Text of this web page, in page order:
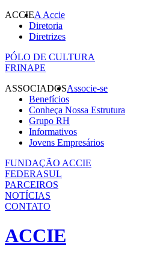
ACCIEA Accie
Diretoria
Diretrizes
PÓLO DE CULTURA
FRINAPE
ASSOCIADOSAssocie-se
Benefícios
Conheça Nossa Estrutura
Grupo RH
Informativos
Jovens Empresários
FUNDAÇÃO ACCIE
FEDERASUL
PARCEIROS
NOTÍCIAS
CONTATO
ACCIE